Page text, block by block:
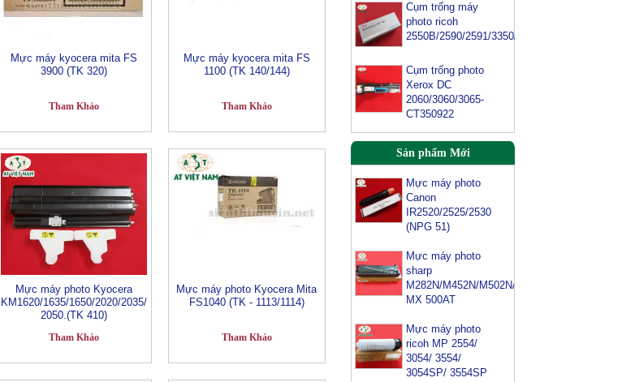
Mực máy kyocera mita FS
3900 (TK 320)
Tham Khảo
Mực máy kyocera mita FS
1100 (TK 140/144)
Tham Khảo
Mực máy photo Kyocera
KM1620/1635/1650/2020/2035/
2050.(TK 410)
Tham Khảo
Mực máy photo Kyocera Mita
FS1040 (TK - 1113/1114)
Tham Khảo
Cụm trống máy
photo ricoh
2550B/2590/2591/3350/3352
Cụm trống photo
Xerox DC
2060/3060/3065-
CT350922
Sản phẩm Mới
Mực máy photo
IR2520/2525/2530
(NPG 51)
Mực máy photo
M282N/M452N/M502N/M503-
MX 500AT
Mực máy photo
3054/ 3554/
3054SP/ 3554SP
Cụm trống máy